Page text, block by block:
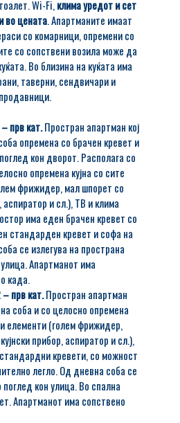
Wi-Fi,клима уредот и сет
во цената. Апартманите имаат
со комарници, опремени со
со сопствени возила може да
Во близина на куќата има
таверни, сендвичари и
продавници.
прв кат.Простран апартман кој
опремена со брачен кревет и
кон дворот. Располага со
опремена кујна со сите
фрижидер, мал шпорет со
аспиратор и сл.), ТВ и клима
има еден брачен кревет со
стандарден кревет и софа на
се излегува на пространа
Апартманот има
када.
прв кат.Простран апартман
соба и со целосно опремена
елементи (голем фрижидер,
прибор, аспиратор и сл.),
кревети, со можност
легло. Од дневна соба се
поглед кон улица. Во спална
Апартманот има сопствено